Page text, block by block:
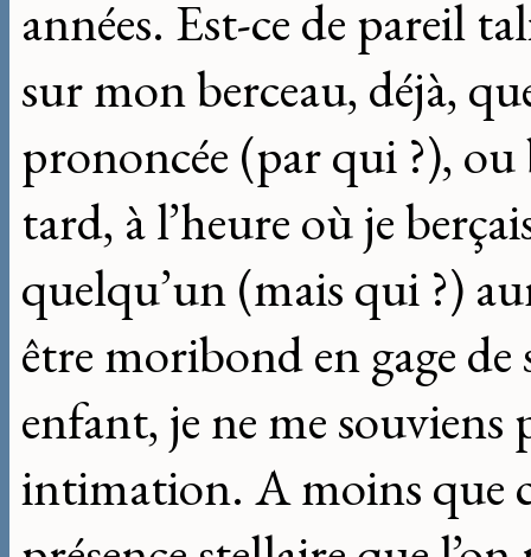
années. Est-ce de pareil
sur mon berceau, déjà,
prononcée (par qui ?),
tard, à l’heure où je
quelqu’un (mais qui ?)
être moribond en gage
enfant, je ne me souviens
intimation. A moins que